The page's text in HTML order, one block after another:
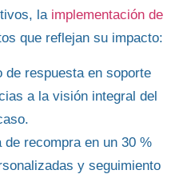
la implementación de
que reflejan su impacto:
de respuestaen soporte
a la visión integral del
de recompraen un 30 %
y seguimiento